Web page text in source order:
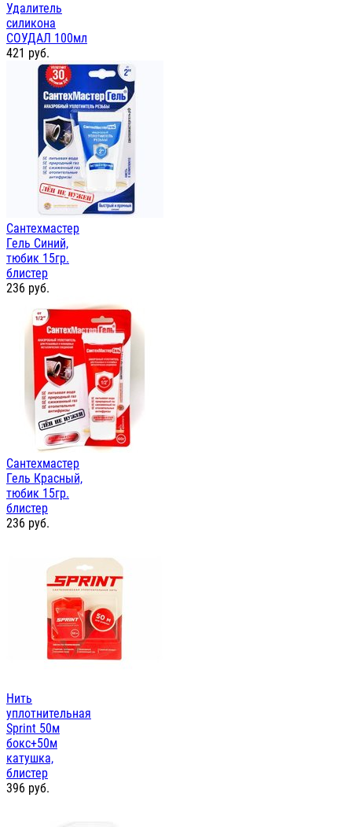
Удалитель
силикона
СОУДАЛ 100мл
421 руб.
Сантехмастер
Гель Синий,
тюбик 15гр.
блистер
236 руб.
Сантехмастер
Гель Красный,
тюбик 15гр.
блистер
236 руб.
Нить
уплотнительная
Sprint 50м
бокс+50м
катушка,
блистер
396 руб.